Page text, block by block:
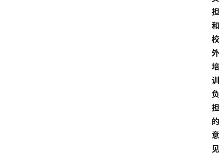
担
和
校
外
培
训
负
担
的
意
见